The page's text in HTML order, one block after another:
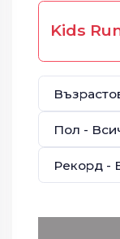
Kids